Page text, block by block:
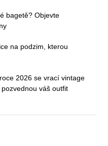
bagetě? Objevte
na podzim, kterou
2026 se vrací vintage
váš outfit